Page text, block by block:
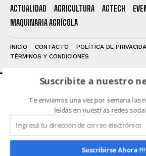
Leí y acepto laPolítica de Privacidad
ACTUALIDAD AGRICULTURA AGTECH
MAQUINARIA AGRÍCOLA
INICIO CONTACTO
POLÍTICA DE
TÉRMINOS Y CONDICIONES
ACERCA DE NOSOTROS
Noticias de Campo es un medio
focalizado en Redes Sociales que
todas las noticias del sector en un
Suscribite a nuestro
Te enviamos una vez por semana las
leídas en nuestras redes
Suscribirse Ahora !!!